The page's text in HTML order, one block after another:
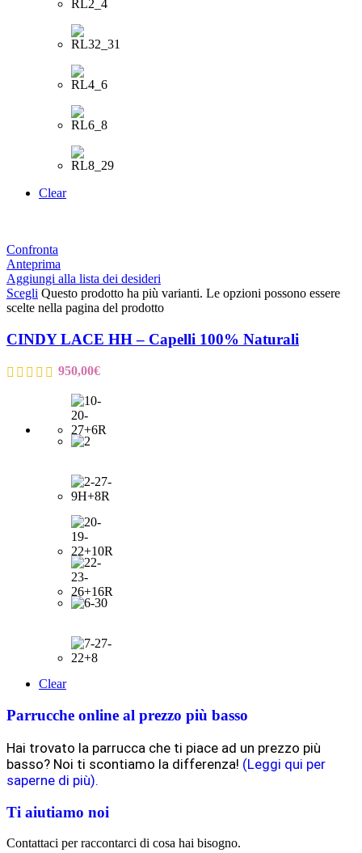
Clear
Confronta
Anteprima
Aggiungi alla lista dei desideri
Scegli Questo prodotto ha più varianti. Le opzioni possono essere
scelte nella pagina del prodotto
CINDY LACE HH – Capelli 100% Naturali
950,00€
Clear
Parrucche online al prezzo più basso
Hai trovato la parrucca che ti piace ad un prezzo più
basso? Noi ti scontiamo la differenza! (Leggi qui per
saperne di più).
Ti aiutiamo noi
Contattaci per raccontarci di cosa hai bisogno.